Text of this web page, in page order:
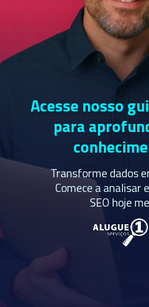
Transforme dados
Comece a analisar
SEO hoje
Acesse nosso
para